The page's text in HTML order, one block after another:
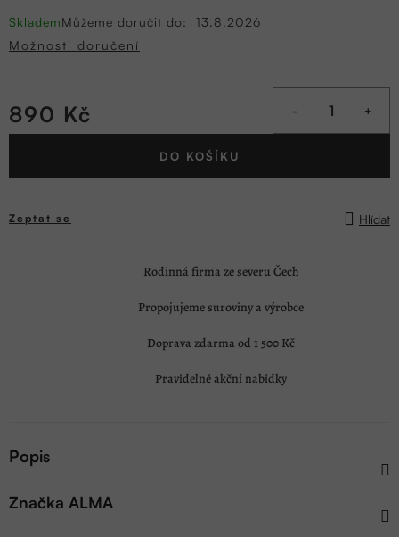
SklademMůžeme doručit do:
13.8.2026
Možnosti doručení
890 Kč
Měrná
DO KOŠÍKU
Zeptat se Hlídat
Rodinná firma ze severu Čech
Propojujeme suroviny a výrobce
Doprava zdarma od 1 500 Kč
Pravidelné akční nabídky
Popis
Značka ALMA